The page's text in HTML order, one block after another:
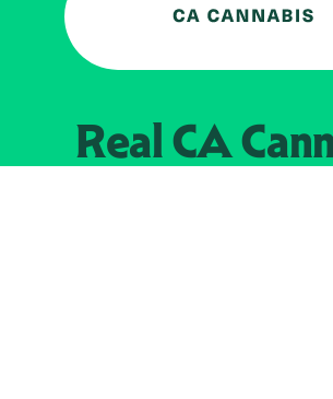
Real CA